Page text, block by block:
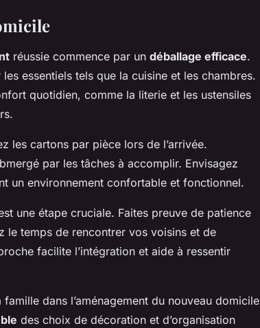
réussie commence par un déballage efficace.
essentiels tels que la cuisine et les chambres.
quotidien, comme la literie et les ustensiles
les cartons par pièce lors de l’arrivée.
par les tâches à accomplir. Envisagez
un environnement confortable et fonctionnel.
une étape cruciale. Faites preuve de patience
le temps de rencontrer vos voisins et de
facilite l’intégration et aide à ressentir
dans l’aménagement du nouveau domicile
des choix de décoration et d’organisation